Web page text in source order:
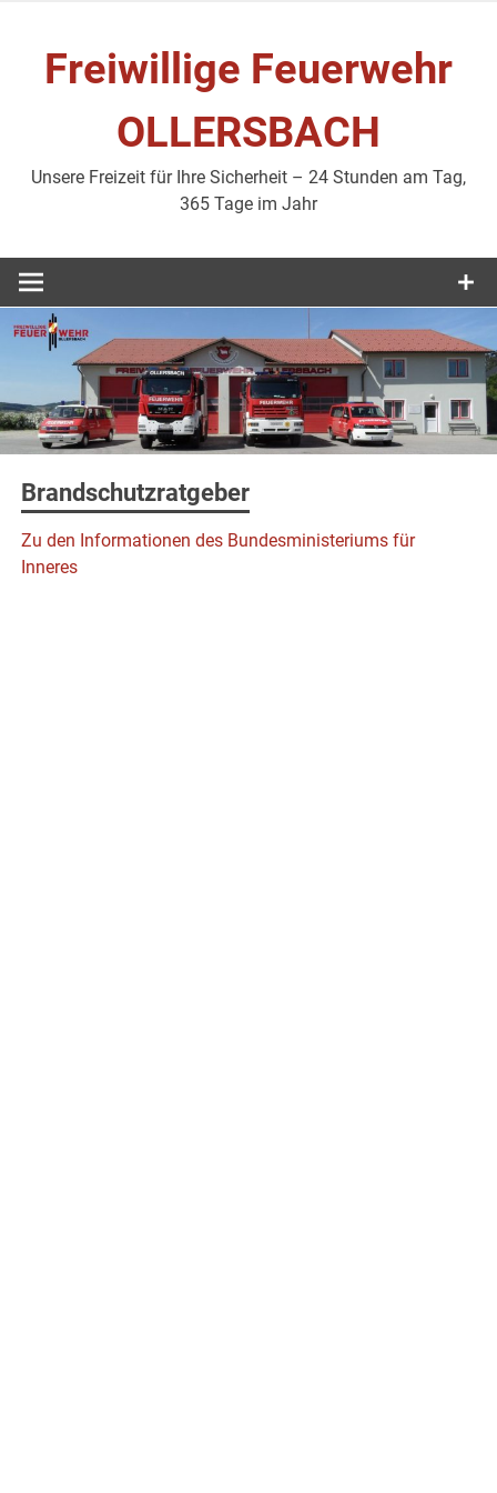
springenFreiwillige Feuerwehr
OLLERSBACH
Unsere Freizeit für Ihre Sicherheit – 24 Stunden am Tag,
365 Tage im Jahr
Brandschutzratgeber
Zu den Informationen des Bundesministeriums für
Inneres